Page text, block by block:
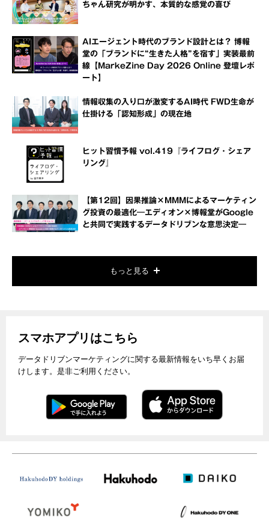
ちゃん研究が明かす、本質的な感覚の喜び
AIエージェント時代のブランド設計とは？ 博報
堂の「ブランドに“生きた人格”を宿す」実装最前
線【MarkeZine Day 2026 Online 登壇レポ
ート】
情報収集の入り口が激変するAI時代 FWD生命が
仕掛ける「認知形成」の現在地
ヒット習慣予報 vol.419『ライフログ・シェア
リング』
【第12回】因果推論×MMMによるマーケティン
グ投資の最適化―エディオン×博報堂がGoogle
と共同で実践するデータドリブンな意思決定―
もっと見る
スマホアプリはこちら
データドリブンマーケティングに関する最新情報をいち早くお届
けします。是非ご利用ください。